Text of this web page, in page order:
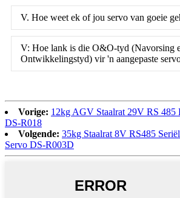
V. Hoe weet ek of jou servo van goeie
V: Hoe lank is die O&O-tyd (Navorsing
Ontwikkelingstyd) vir 'n aangepaste
Vorige: 12kg AGV Staalrat 29V RS 485
DS-R018
Volgende: 35kg Staalrat 8V RS485
Servo DS-R003D